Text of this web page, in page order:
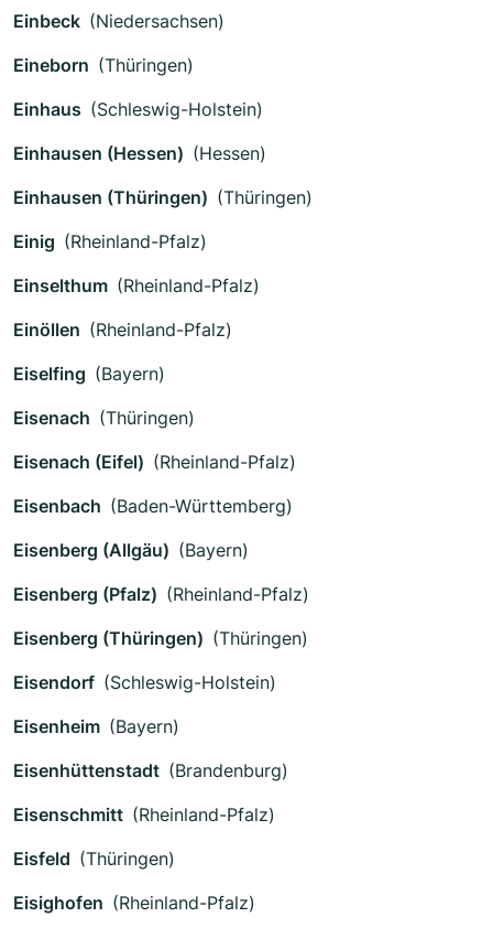
Einbeck (Niedersachsen)
Eineborn (Thüringen)
Einhaus (Schleswig-Holstein)
Einhausen (Hessen) (Hessen)
Einhausen (Thüringen) (Thüringen)
Einig (Rheinland-Pfalz)
Einselthum (Rheinland-Pfalz)
Einöllen (Rheinland-Pfalz)
Eiselfing (Bayern)
Eisenach (Thüringen)
Eisenach (Eifel) (Rheinland-Pfalz)
Eisenbach (Baden-Württemberg)
Eisenberg (Allgäu) (Bayern)
Eisenberg (Pfalz) (Rheinland-Pfalz)
Eisenberg (Thüringen) (Thüringen)
Eisendorf (Schleswig-Holstein)
Eisenheim (Bayern)
Eisenhüttenstadt (Brandenburg)
Eisenschmitt (Rheinland-Pfalz)
Eisfeld (Thüringen)
Eisighofen (Rheinland-Pfalz)